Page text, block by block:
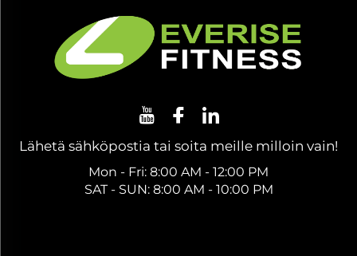
Lähetä sähköpostia tai soita meille milloin vain!
Mon - Fri: 8:00 AM - 12:00 PM
SAT - SUN: 8:00 AM - 10:00 PM